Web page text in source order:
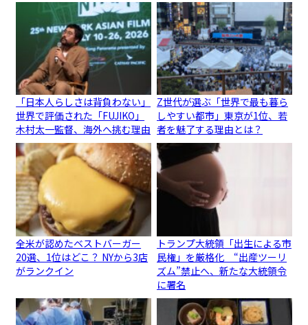
「日本人らしさは背負わない」
世界で評価された「FUJIKO」
木村太一監督、海外へ挑む理由
Z世代が選ぶ「世界で最も暮ら
しやすい都市」東京が1位、若
者を魅了する理由とは？
全米が認めたベストバーガー
20選、1位はどこ？ NYから3店
がランクイン
トランプ大統領「出生による市
民権」を厳格化 “出産ツーリ
ズム”禁止へ、新たな大統領令
に署名